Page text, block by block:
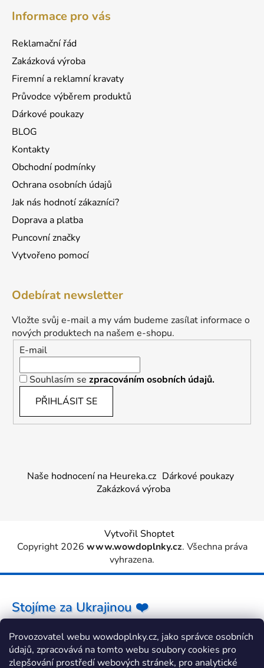
Provozovatel webu wowdoplnky.cz, jako správce osobních
údajů, zpracovává na tomto webu soubory cookies pro
zlepšování prostředí webových stránek, pro analytické
Informace pro vás
Reklamační řád
Zakázková výroba
Firemní a reklamní kravaty
Průvodce výběrem produktů
Dárkové poukazy
BLOG
Kontakty
Obchodní podmínky
Ochrana osobních údajů
Jak nás hodnotí zákazníci?
Doprava a platba
Puncovní značky
Vytvořeno pomocí
Odebírat newsletter
Vložte svůj e-mail a my vám budeme zasílat informace o
nových produktech na našem e-shopu.
E-mail
Souhlasím se zpracováním osobních údajů.
PŘIHLÁSIT SE
Naše hodnocení na Heureka.cz Dárkové poukazy
Zakázková výroba
Vytvořil Shoptet
Copyright 2026 www.wowdoplnky.cz. Všechna práva
vyhrazena.
Stojíme za Ukrajinou ❤️
Jak a čím pomoci »